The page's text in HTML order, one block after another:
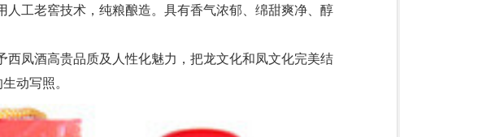
人工老窖技术，纯粮酿造。具有香气浓郁、绵甜爽净、醇
酒高贵品质及人性化魅力，把龙文化和凤文化完美结
动写照。